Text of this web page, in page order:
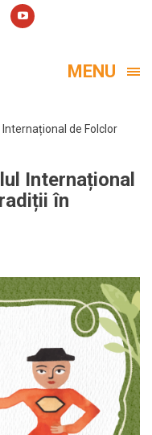
MENU
de Folclor
Internațional
în